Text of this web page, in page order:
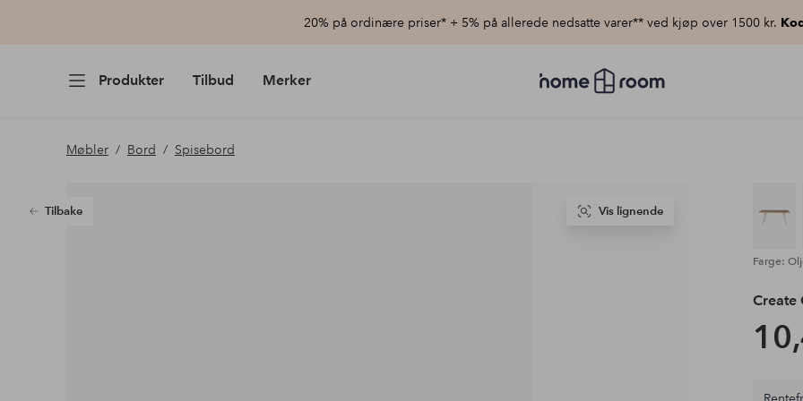
20% på ordinære priser* + 5% på allerede nedsatte varer** ved kjøp over 1500 kr.
Produkter Tilbud Merker
Homeroom
–
Møbler Bord Spisebord
Tilbake Vis lignende
Farge:
Create